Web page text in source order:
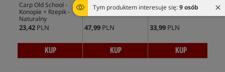
Tym produktem interesuje się:9 osób
Carp Old School -
Konopie + Rzepik -
Naturalny
23,42 PLN
KUP
Fox Black Label Slim
Bankstick
47,99 PLN
KUP
Preston Innovations
Butt Gripper Rest
33,99 PLN
KUP